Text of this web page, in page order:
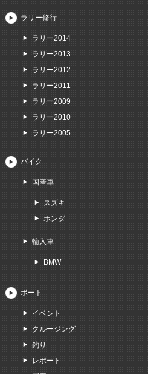
ラリー修行
ラリー2014
ラリー2013
ラリー2012
ラリー2011
ラリー2009
ラリー2010
ラリー2005
バイク
国産車
スズキ
ホンダ
輸入車
BMW
ボート
イベント
クルージング
釣り
レポート